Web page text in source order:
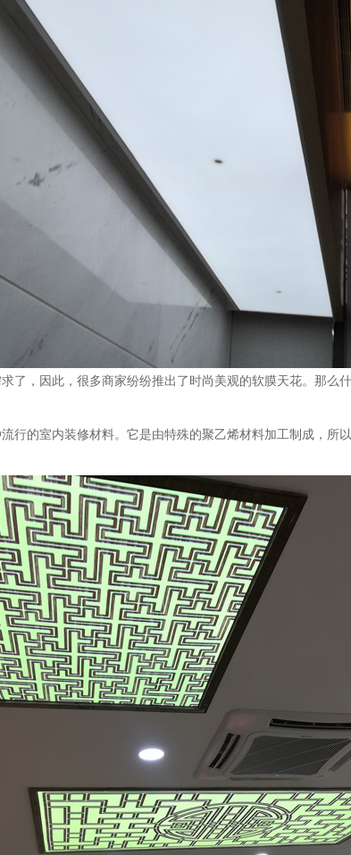
了，因此，很多商家纷纷推出了时尚美观的软膜天花。那么
行的室内装修材料。它是由特殊的聚乙烯材料加工制成，所